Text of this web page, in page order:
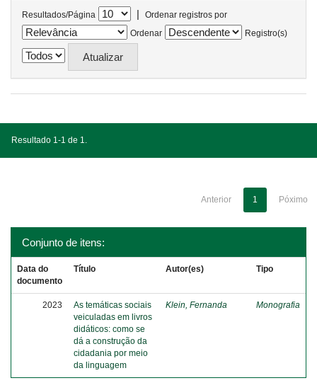
Resultados/Página |
Ordenar registros por
Ordenar
Registro(s)
Resultado 1-1 de 1.
Anterior 1 Póximo
Conjunto de itens:
Data do
documento
Título Autor(es) Tipo
2023
As temáticas sociais
veiculadas em livros
didáticos: como se
dá a construção da
cidadania por meio
da linguagem
Klein, Fernanda Monografia